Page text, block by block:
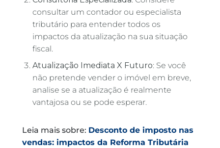
consultar um contador ou especialista
tributário para entender todos os
impactos da atualização na sua situação
fiscal.
Atualização Imediata X Futuro: Se você
não pretende vender o imóvel em breve,
analise se a atualização é realmente
vantajosa ou se pode esperar.
Leia mais sobre: Desconto de imposto nas
vendas: impactos da Reforma Tributária